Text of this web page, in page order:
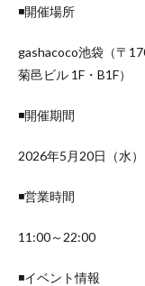
◾️開催場所
gashacoco池袋（〒
菊邑ビル 1F・B1F）
◾️開催期間
2026年5月20日（水）
◾️営業時間
11:00～22:00
◾️イベント情報